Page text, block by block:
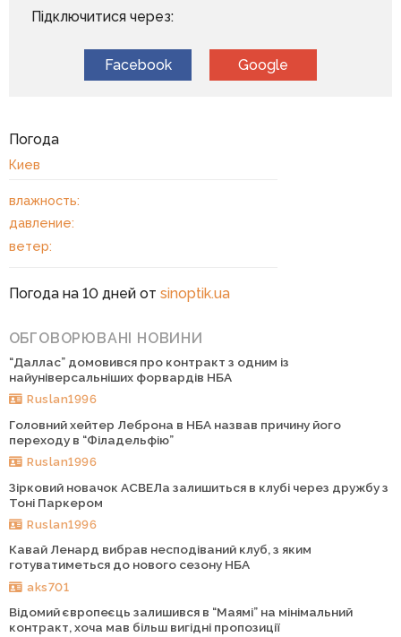
Підключитися через:
Facebook Google
Погода
Киев
влажность:
давление:
ветер:
Погода на 10 дней от sinoptik.ua
ОБГОВОРЮВАНІ НОВИНИ
“Даллас” домовився про контракт з одним із
найуніверсальніших форвардів НБА
Ruslan1996
Головний хейтер Леброна в НБА назвав причину його
переходу в “Філадельфію”
Ruslan1996
Зірковий новачок АСВЕЛа залишиться в клубі через дружбу з
Тоні Паркером
Ruslan1996
Кавай Ленард вибрав несподіваний клуб, з яким
готуватиметься до нового сезону НБА
aks701
Відомий європеєць залишився в “Маямі” на мінімальний
контракт, хоча мав більш вигідні пропозиції